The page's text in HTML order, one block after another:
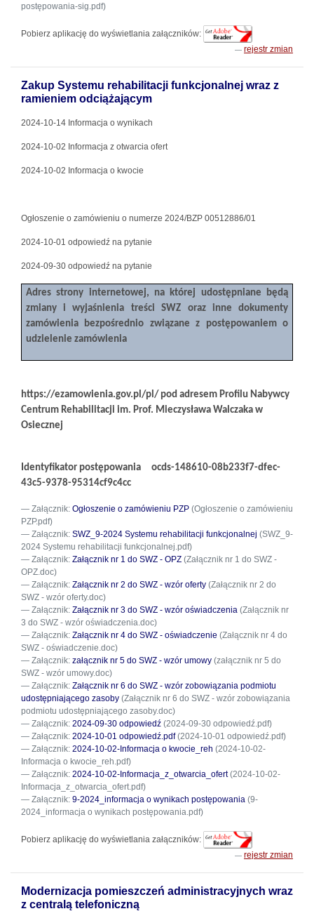
postępowania-sig.pdf)
Pobierz aplikację do wyświetlania załączników:
rejestr zmian
Zakup Systemu rehabilitacji funkcjonalnej wraz z
ramieniem odciążającym
2024-10-14 Informacja o wynikach
2024-10-02 Informacja z otwarcia ofert
2024-10-02 Informacja o kwocie
Ogłoszenie o zamówieniu o numerze 2024/BZP 00512886/01
2024-10-01 odpowiedź na pytanie
2024-09-30 odpowiedź na pytanie
Adres strony internetowej, na której udostępniane będą
zmiany i wyjaśnienia treści SWZ oraz inne dokumenty
zamówienia bezpośrednio związane z postępowaniem o
udzielenie zamówienia
https://ezamowienia.gov.pl/pl/ pod adresem Profilu Nabywcy
Centrum Rehabilitacji im. Prof. Mieczysława Walczaka w
Osiecznej
Identyfikator postępowania
ocds-148610-08b233f7-dfec-
43c5-9378-95314cf9c4cc
Załącznik: Ogłoszenie o zamówieniu PZP (Ogłoszenie o zamówieniu
PZP.pdf)
Załącznik: SWZ_9-2024 Systemu rehabilitacji funkcjonalnej (SWZ_9-
2024 Systemu rehabilitacji funkcjonalnej.pdf)
Załącznik: Załącznik nr 1 do SWZ - OPZ (Załącznik nr 1 do SWZ -
OPZ.doc)
Załącznik: Załącznik nr 2 do SWZ - wzór oferty (Załącznik nr 2 do
SWZ - wzór oferty.doc)
Załącznik: Załącznik nr 3 do SWZ - wzór oświadczenia (Załącznik nr
3 do SWZ - wzór oświadczenia.doc)
Załącznik: Załącznik nr 4 do SWZ - oświadczenie (Załącznik nr 4 do
SWZ - oświadczenie.doc)
Załącznik: załącznik nr 5 do SWZ - wzór umowy (załącznik nr 5 do
SWZ - wzór umowy.doc)
Załącznik: Załącznik nr 6 do SWZ - wzór zobowiązania podmiotu
udostępniającego zasoby (Załącznik nr 6 do SWZ - wzór zobowiązania
podmiotu udostępniającego zasoby.doc)
Załącznik: 2024-09-30 odpowiedź (2024-09-30 odpowiedź.pdf)
Załącznik: 2024-10-01 odpowiedź.pdf(2024-10-01 odpowiedź.pdf)
Załącznik: 2024-10-02-Informacja o kwocie_reh (2024-10-02-
Informacja o kwocie_reh.pdf)
Załącznik: 2024-10-02-Informacja_z_otwarcia_ofert(2024-10-02-
Informacja_z_otwarcia_ofert.pdf)
Załącznik: 9-2024_informacja o wynikach postępowania (9-
2024_informacja o wynikach postępowania.pdf)
Pobierz aplikację do wyświetlania załączników:
rejestr zmian
Modernizacja pomieszczeń administracyjnych wraz
z centralą telefoniczną